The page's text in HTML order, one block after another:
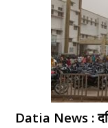
Datia News :